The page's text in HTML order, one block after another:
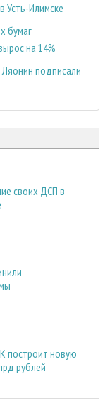
Усть-Илимске
бумаг
на 14%
Ляонин подписали
своих ДСП в
построит новую
рублей